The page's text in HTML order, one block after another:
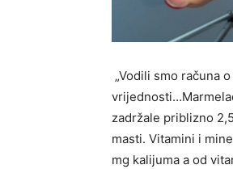
„Vodili smo računa
zadržale priblizno
masti. Vitamini i
mg kalijuma a od